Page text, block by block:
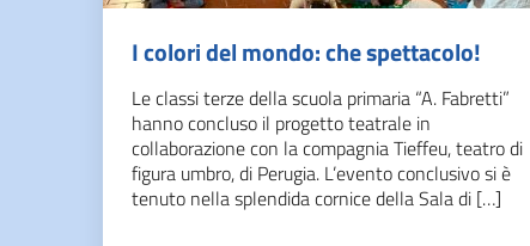
I colori del mondo: che spettacolo!
Le classi terze della scuola primaria “A. Fabretti”
hanno concluso il progetto teatrale in
collaborazione con la compagnia Tieffeu, teatro di
figura umbro, di Perugia. L’evento conclusivo si è
tenuto nella splendida cornice della Sala di […]